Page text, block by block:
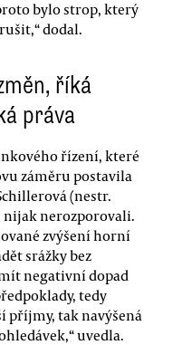
bylo strop, který
dodal.
říká
práva
řízení, které
záměru postavila
(nestr.
nijak nerozporovali.
zvýšení horní
srážky bez
negativní dopad
tedy
příjmy, tak navýšená
uvedla.